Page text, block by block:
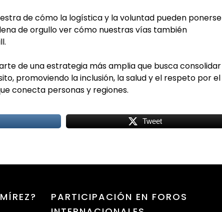
de cómo la logística y la voluntad pueden ponerse
de orgullo ver cómo nuestras vías también
de una estrategia más amplia que busca consolidar
promoviendo la inclusión, la salud y el respeto por el
conecta personas y regiones.
Tweet
PARTICIPACIÓN EN FOROS